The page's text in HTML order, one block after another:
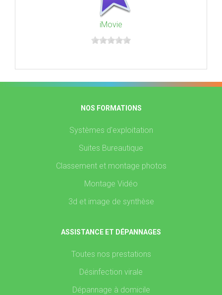
iMovie
NOS FORMATIONS
Systèmes d'exploitation
Suites Bureautique
Classement et montage photos
Montage Vidéo
3d et image de synthèse
ASSISTANCE ET DÉPANNAGES
Toutes nos prestations
Désinfection virale
Dépannage à domicile